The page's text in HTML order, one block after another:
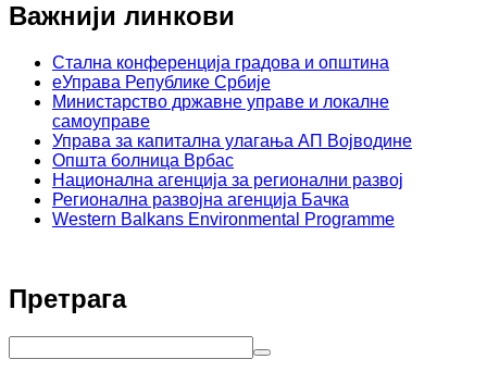
Важнији линкови
Стална конференција градова и општина
еУправа Републике Србије
Министарство државне управе и локалне
самоуправе
Управа за капитална улагања АП Војводине
Општа болница Врбас
Национална агенција за регионални развој
Регионална развојна агенција Бачка
Western Balkans Environmental Programme
Претрага